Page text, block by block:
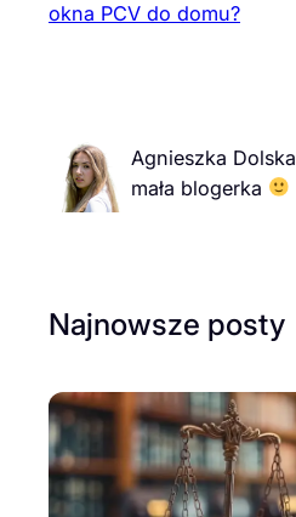
okna PCV do domu?
Agnieszka Dolska
mała blogerka
Najnowsze posty